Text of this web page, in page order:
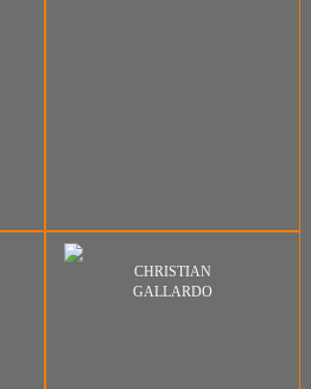
CHRISTIAN
GALLARDO